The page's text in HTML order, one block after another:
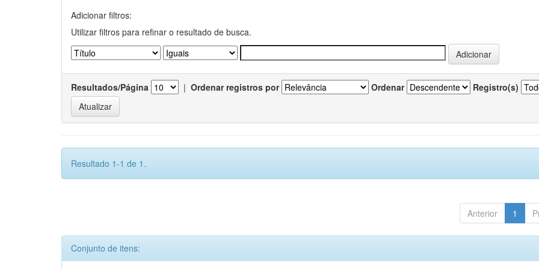
Adicionar filtros:
Utilizar filtros para refinar o resultado de busca.
Resultados/Página | Ordenar registros por Ordenar Registro(s)
Resultado 1-1 de 1.
Anterior 1
Conjunto de itens: